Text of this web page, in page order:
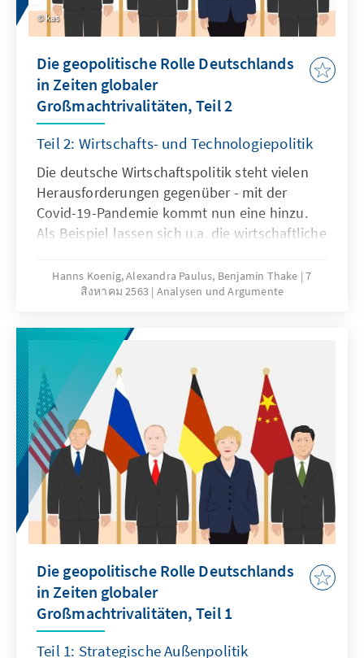
kas
Die geopolitische Rolle Deutschlands
in Zeiten globaler
Großmachtrivalitäten, Teil 2
Teil 2: Wirtschafts- und Technologiepolitik
Die deutsche Wirtschaftspolitik steht vielen
Herausforderungen gegenüber - mit der
Covid-19-Pandemie kommt nun eine hinzu.
Als Beispiel lassen sich u.a. die wirtschaftliche
Handelskonflikt zwischen den USA und China
oder die Digitalisierung nennen. Deutschland
zu finden. Der Arbeitskreis Junge
Außenpolitik gibt in diesem Analysen &
Argumente Handlungsempfehlungen für die
deutsche Wirtschafts- und Technologiepolitik.
Hanns Koenig, Alexandra Paulus, Benjamin Thake 7
สิงหาคม 2563
Analysen und Argumente
Die geopolitische Rolle Deutschlands
in Zeiten globaler
Großmachtrivalitäten, Teil 1
Teil 1: Strategische Außenpolitik